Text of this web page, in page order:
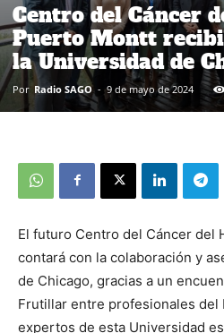
Centro del Cáncer
Puerto Montt
la Universidad de
Por Radio SAGO - 9 de mayo de 2024
El futuro Centro del Cáncer del
contará con la colaboración y
de Chicago, gracias a un
Frutillar entre profesionales
expertos de esta Universidad